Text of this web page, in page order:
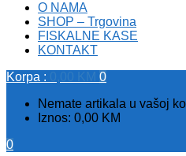
O NAMA
SHOP – Trgovina
FISKALNE KASE
KONTAKT
Korpa :
KM
0
Nemate artikala u vašoj
Iznos: 0,00 KM
0